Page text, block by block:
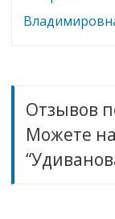
по
Отзывов
Можете